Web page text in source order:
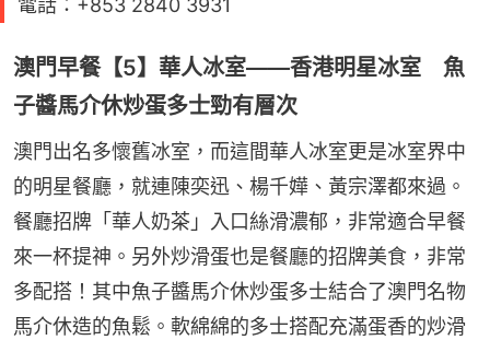
電話：+853 2840 3931
澳門早餐【5】華人冰室——香港明星冰室 魚
子醬馬介休炒蛋多士勁有層次
澳門出名多懷舊冰室，而這間華人冰室更是冰室界中
的明星餐廳，就連陳奕迅、楊千嬅、黃宗澤都來過。
餐廳招牌「華人奶茶」入口絲滑濃郁，非常適合早餐
來一杯提神。另外炒滑蛋也是餐廳的招牌美食，非常
多配搭！其中魚子醬馬介休炒蛋多士結合了澳門名物
馬介休造的魚鬆。軟綿綿的多士搭配充滿蛋香的炒滑